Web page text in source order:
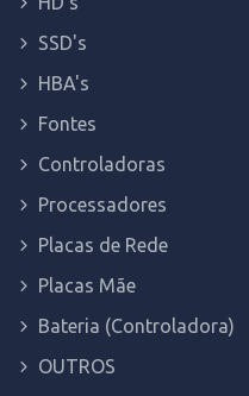
SSD's
HBA's
Fontes
Controladoras
Processadores
Placas de Rede
Placas Mãe
Bateria (Controladora)
OUTROS